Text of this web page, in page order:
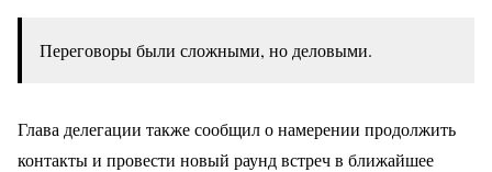
Переговоры были сложными, но деловыми.
Глава делегации также сообщил о намерении продолжить
контакты и провести новый раунд встреч в ближайшее